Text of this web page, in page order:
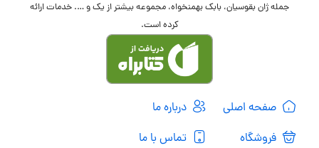
جمله ژان بقوسیان، بابک بهمنخواه، مجموعه بیشتر از یک و …. خدمات ارائه
کرده است.
صفحه اصلی
فروشگاه
درباره ما
تماس با ما